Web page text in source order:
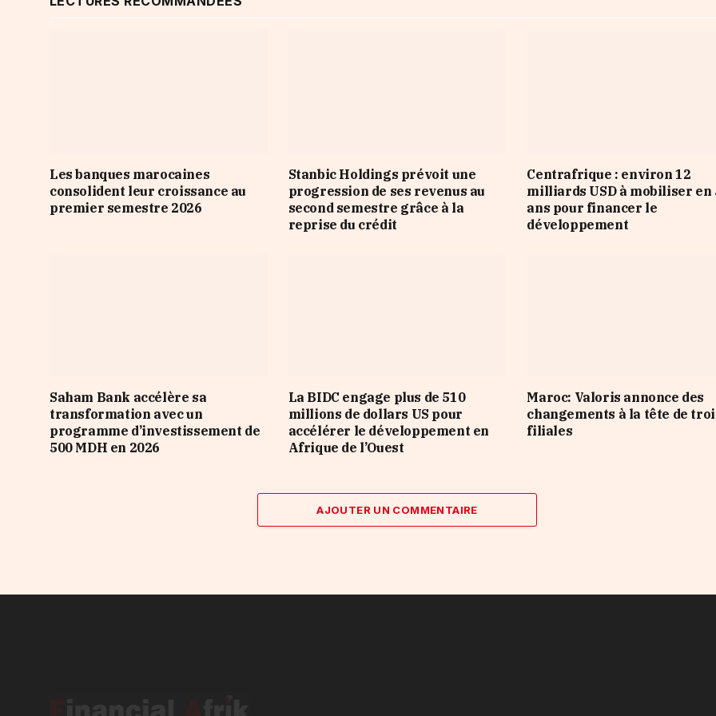
Les banques marocaines
consolident leur croissance au
premier semestre 2026
Stanbic Holdings prévoit une
progression de ses revenus au
second semestre grâce à la
reprise du crédit
Centrafrique : environ 12
milliards USD à mobiliser en
ans pour financer le
développement
Saham Bank accélère sa
transformation avec un
programme d’investissement de
500 MDH en 2026
La BIDC engage plus de 510
millions de dollars US pour
accélérer le développement en
Afrique de l’Ouest
Maroc: Valoris annonce des
changements à la tête de
filiales
AJOUTER UN COMMENTAIRE